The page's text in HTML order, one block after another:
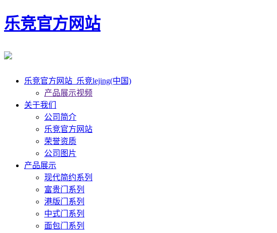
乐竞官方网站
乐竞官方网站_乐竞lejing(中国)
产品展示视频
关于我们
公司简介
乐竞官方网站
荣誉资质
公司图片
产品展示
现代简约系列
富贵门系列
港版门系列
中式门系列
面包门系列